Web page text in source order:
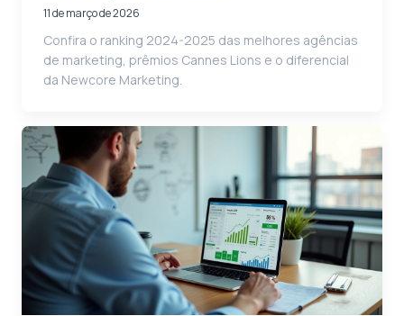
11 de março de 2026
Confira o ranking 2024-2025 das melhores agências
de marketing, prêmios Cannes Lions e o diferencial
da Newcore Marketing.